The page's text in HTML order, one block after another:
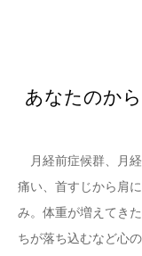
あなたのか
月経前症候群、月
痛い、首すじから肩
み。体重が増えてき
ちが落ち込むなど心の